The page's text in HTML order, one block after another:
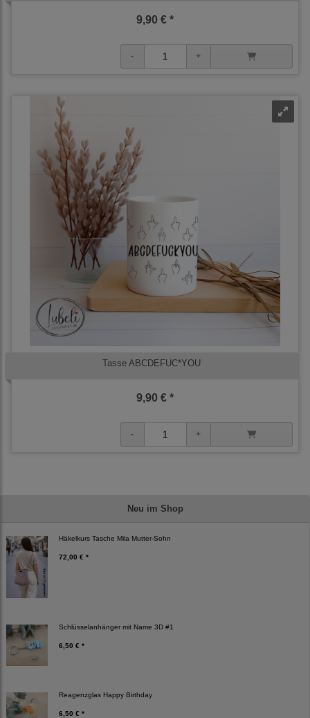
Neu im Shop
Häkelkurs Tasche Mila Mutter-Sohn
72,00 € *
Schlüsselanhänger mit Name 3D #1
6,50 € *
Reagenzglas Happy Birthday
6,50 € *
9,90 € *
Tasse ABCDEFUC*YOU
9,90 € *